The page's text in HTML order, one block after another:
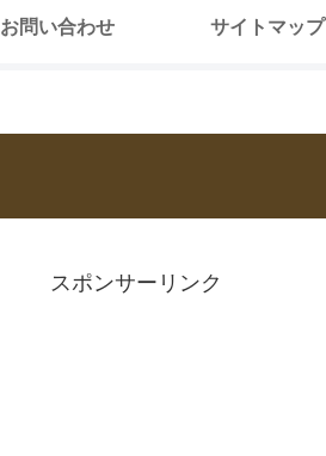
お問い合わせ サイトマップ
スポンサーリンク